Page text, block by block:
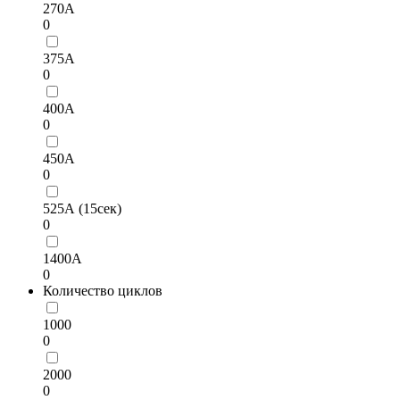
270А
0
375А
0
400А
0
450А
0
525А (15сек)
0
1400А
0
Количество циклов
1000
0
2000
0